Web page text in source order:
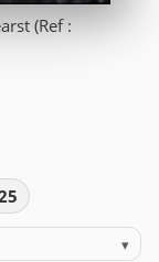
(Ref :
▾